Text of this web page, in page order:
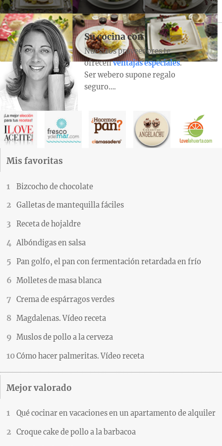
Su cocina con
Nuestros proveedores te
ofrecenventajas especiales.
Ser webero supone regalo
seguro….
Mis favoritas
Bizcocho de chocolate
Galletas de mantequilla fáciles
Receta de hojaldre
Albóndigas en salsa
Pan golfo, el pan con fermentación retardada en frío
Molletes de masa blanca
Crema de espárragos verdes
Magdalenas. Vídeo receta
Muslos de pollo a la cerveza
Cómo hacer palmeritas. Vídeo receta
Mejor valorado
Qué cocinar en vacaciones en un apartamento de alquiler
Croque cake de pollo a la barbacoa